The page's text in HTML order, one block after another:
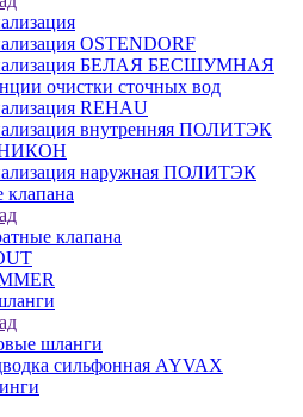
OSTENDORF
БЕЛАЯ БЕСШУМНАЯ
очистки сточных вод
REHAU
внутренняя ПОЛИТЭК
наружная ПОЛИТЭК
клапана
шланги
сильфонная AYVAX